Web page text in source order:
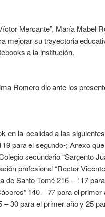
Mercante”, María Mabel
mejorar su trayectoria
a la institución.
Romero dio ante los
en la localidad a las
para el segundo-; Anexo
secundario “Sargento
profesional “Rector
Santo Tomé 216 – 117
140 – 77 para el primer
30 para el primer año y 25